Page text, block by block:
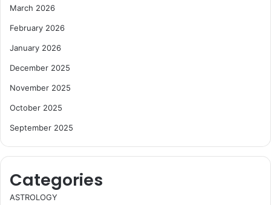
March 2026
February 2026
January 2026
December 2025
November 2025
October 2025
September 2025
Categories
ASTROLOGY